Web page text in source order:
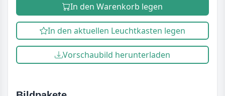
In den Warenkorb legen
In den aktuellen Leuchtkasten legen
Vorschaubild herunterladen